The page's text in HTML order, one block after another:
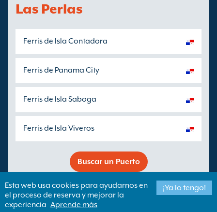
Las Perlas
Ferris de Isla Contadora
Ferris de Panama City
Ferris de Isla Saboga
Ferris de Isla Viveros
Buscar un Puerto
Copyright ©Newincco 1399 Limited
Esta web usa cookies para ayudarnos en
el proceso de reserva y mejorar la
experiencia Aprende más
¡Ya lo tengo!